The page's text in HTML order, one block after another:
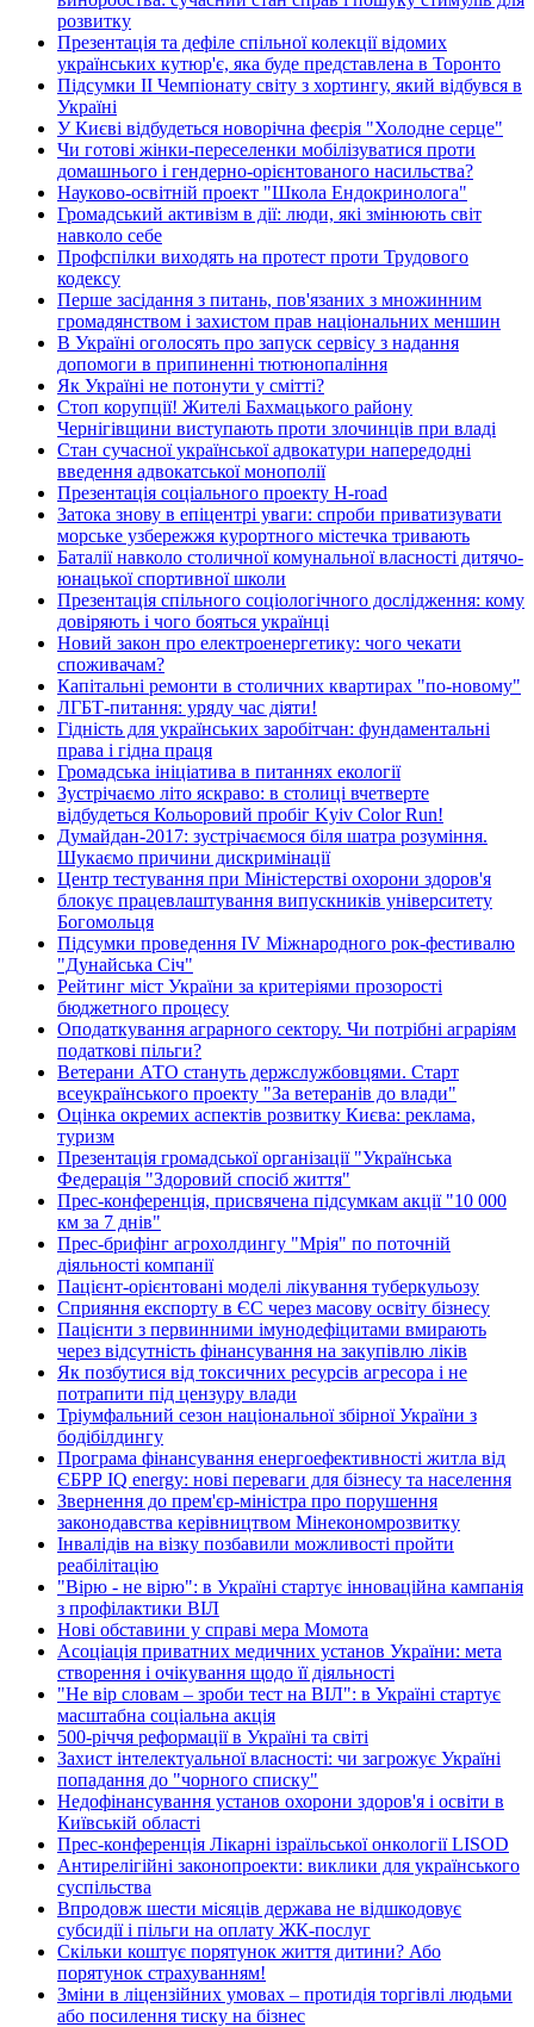
розвитку
Презентація та дефіле спільної колекції відомих
українських кутюр'є, яка буде представлена в Торонто
Підсумки ІІ Чемпіонату світу з хортингу, який відбувся в
Україні
У Києві відбудеться новорічна феєрія "Холодне серце"
Чи готові жінки-переселенки мобілізуватися проти
домашнього і гендерно-орієнтованого насильства?
Науково-освітній проект "Школа Ендокринолога"
Громадський активізм в дії: люди, які змінюють світ
навколо себе
Профспілки виходять на протест проти Трудового
кодексу
Перше засідання з питань, пов'язаних з множинним
громадянством і захистом прав національних меншин
В Україні оголосять про запуск сервісу з надання
допомоги в припиненні тютюнопаління
Як Україні не потонути у смітті?
Стоп корупції! Жителі Бахмацького району
Чернігівщини виступають проти злочинців при владі
Стан сучасної української адвокатури напередодні
введення адвокатської монополії
Презентація соціального проекту H-road
Затока знову в епіцентрі уваги: спроби приватизувати
морське узбережжя курортного містечка тривають
Баталії навколо столичної комунальної власності дитячо-
юнацької спортивної школи
Презентація спільного соціологічного дослідження: кому
довіряють і чого бояться українці
Новий закон про електроенергетику: чого чекати
споживачам?
Капітальні ремонти в столичних квартирах "по-новому"
ЛГБТ-питання: уряду час діяти!
Гідність для українських заробітчан: фундаментальні
права і гідна праця
Громадська ініціатива в питаннях екології
Зустрічаємо літо яскраво: в столиці вчетверте
відбудеться Кольоровий пробіг Kyiv Color Run!
Думайдан-2017: зустрічаємося біля шатра розуміння.
Шукаємо причини дискримінації
Центр тестування при Міністерстві охорони здоров'я
блокує працевлаштування випускників університету
Богомольця
Підсумки проведення IV Міжнародного рок-фестивалю
"Дунайська Січ"
Рейтинг міст України за критеріями прозорості
бюджетного процесу
Оподаткування аграрного сектору. Чи потрібні аграріям
податкові пільги?
Ветерани АТО стануть держслужбовцями. Старт
всеукраїнського проекту "За ветеранів до влади"
Оцінка окремих аспектів розвитку Києва: реклама,
туризм
Презентація громадської організації "Українська
Федерація "Здоровий спосіб життя"
Прес-конференція, присвячена підсумкам акції "10 000
км за 7 днів"
Прес-брифінг агрохолдингу "Мрія" по поточній
діяльності компанії
Пацієнт-орієнтовані моделі лікування туберкульозу
Сприяння експорту в ЄС через масову освіту бізнесу
Пацієнти з первинними імунодефіцитами вмирають
через відсутність фінансування на закупівлю ліків
Як позбутися від токсичних ресурсів агресора і не
потрапити під цензуру влади
Тріумфальний сезон національної збірної України з
бодібілдингу
Програма фінансування енергоефективності житла від
ЄБРР IQ energy: нові переваги для бізнесу та населення
Звернення до прем'єр-міністра про порушення
законодавства керівництвом Мінекономрозвитку
Інвалідів на візку позбавили можливості пройти
реабілітацію
"Вірю - не вірю": в Україні стартує інноваційна кампанія
з профілактики ВІЛ
Нові обставини у справі мера Момота
Асоціація приватних медичних установ України: мета
створення і очікування щодо її діяльності
"Не вір словам – зроби тест на ВІЛ": в Україні стартує
масштабна соціальна акція
500-річчя реформації в Україні та світі
Захист інтелектуальної власності: чи загрожує Україні
попадання до "чорного списку"
Недофінансування установ охорони здоров'я і освіти в
Київській області
Прес-конференція Лікарні ізраїльської онкології LISOD
Антирелігійні законопроекти: виклики для українського
суспільства
Впродовж шести місяців держава не відшкодовує
субсидії і пільги на оплату ЖК-послуг
Скільки коштує порятунок життя дитини? Або
порятунок страхуванням!
Зміни в ліцензійних умовах – протидія торгівлі людьми
або посилення тиску на бізнес